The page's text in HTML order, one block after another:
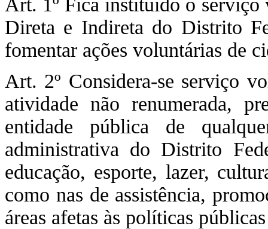
Art. 1º Fica instituído o
Direta e Indireta do Distrito
fomentar ações voluntárias de
Art. 2º Considera-se serviço
atividade não renumerada,
entidade pública de
administrativa do Distrito
educação, esporte, lazer,
como nas de assistência,
áreas afetas às políticas